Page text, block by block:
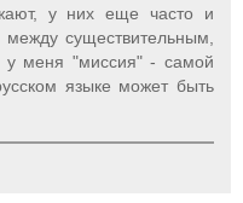
у них еще часто и
существительным,
у меня "миссия" - самой
языке может быть